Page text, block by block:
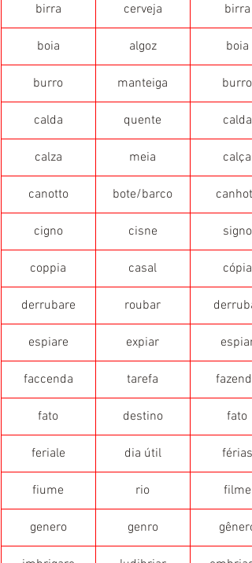
birra cerveja birra
boia algoz boia
burro manteiga burro
calda quente calda
calza meia calça
canotto bote/barco canhoto
cigno cisne signo
coppia casal cópia
derrubare roubar
espiare expiar espiar
faccenda tarefa fazenda
fato destino fato
feriale dia útil férias
fiume rio filme
genero genro gênero